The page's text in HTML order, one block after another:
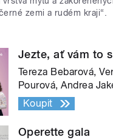
zemi a rudém kraji“.
Jezte, ať vám to
Tereza Bebarová,
Pourová, Andrea
Koupit
Operette gala